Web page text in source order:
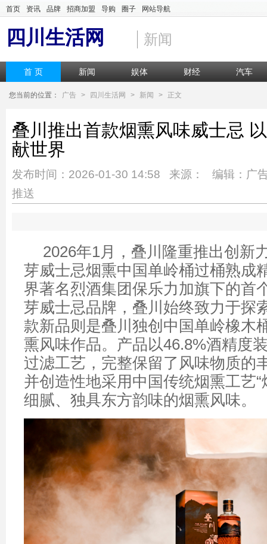
首页 资讯 品牌 招商加盟 导购 圈子 网站导航
四川生活网 新闻
首 页 新闻 娱体 财经 汽车
您当前的位置： 广告 > 四川生活网 > 新闻 > 正文
叠川推出首款烟熏风味威士忌
献世界
发布时间：2026-01-30 14:58 来源： 编辑：广
推送
2026年1月，叠川隆重推出创
芽威士忌烟熏中国单岭桶过桶熟成
界著名烈酒集团保乐力加旗下的首
芽威士忌品牌，叠川始终致力于探
款新品则是叠川独创中国单岭橡木
熏风味作品。产品以46.8%酒精度
过滤工艺，完整保留了风味物质的
并创造性地采用中国传统烟熏工艺“
细腻、独具东方韵味的烟熏风味。